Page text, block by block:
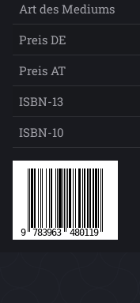
Art des Mediums
Preis DE
Preis AT
ISBN-13
ISBN-10